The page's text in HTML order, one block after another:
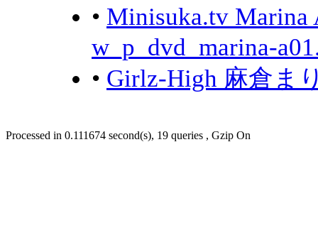
• Minisuka.tv Marina
w_p_dvd_marina-
• Girlz-High 麻倉ま
Processed in 0.111674 second(s), 19 queries , Gzip On